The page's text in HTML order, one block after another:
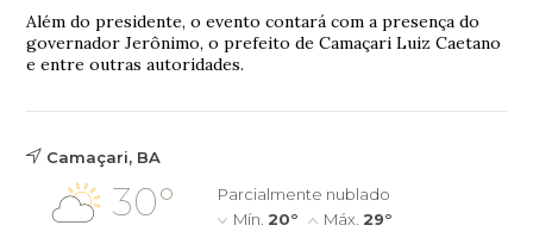
Além do presidente, o evento contará com a presença do
governador Jerônimo, o prefeito de Camaçari Luiz Caetano
e entre outras autoridades.
Camaçari, BA
30°
Parcialmente nublado
Mín.20° Máx.29°